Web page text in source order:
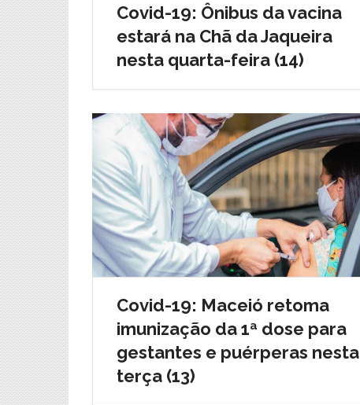
Covid-19: Ônibus da vacina
estará na Chã da Jaqueira
nesta quarta-feira (14)
Covid-19: Maceió retoma
imunização da 1ª dose para
gestantes e puérperas nesta
terça (13)